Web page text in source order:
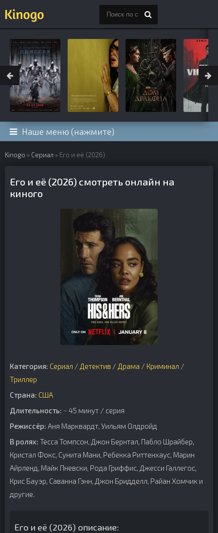
Наше меню (нажмите)
Kinogo » Сериал » Его и её (2026)
Его и её (2026) смотреть онлайн на
киного
Категория: Сериал / Детектив / Драма / Криминал /
Триллер
Страна: США
Длительность: ~ 45 минут / серия
Режиссёр: Аня Марквардт, Уильям Олдройд
В ролях: Тесса Томпсон, Джон Бернтал, Пабло Шрайбер,
Кристал Фокс, Сунита Мани, Ребекка Риттенхаус, Марин
Айрленд, Майк Пневски, Рода Гриффис, Джесси Галлегос,
Крис Бауэр, Саванна Гэнн, Джон Бридделл, Райан Хомчик и
другие.
Его и её (2026) описание: